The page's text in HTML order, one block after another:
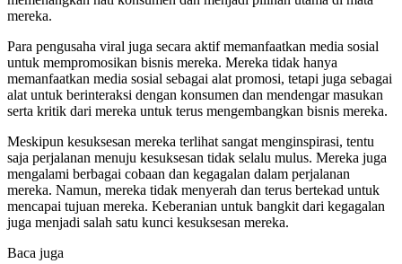
mereka.
Para pengusaha viral juga secara aktif memanfaatkan media sosial
untuk mempromosikan bisnis mereka. Mereka tidak hanya
memanfaatkan media sosial sebagai alat promosi, tetapi juga sebagai
alat untuk berinteraksi dengan konsumen dan mendengar masukan
serta kritik dari mereka untuk terus mengembangkan bisnis mereka.
Meskipun kesuksesan mereka terlihat sangat menginspirasi, tentu
saja perjalanan menuju kesuksesan tidak selalu mulus. Mereka juga
mengalami berbagai cobaan dan kegagalan dalam perjalanan
mereka. Namun, mereka tidak menyerah dan terus bertekad untuk
mencapai tujuan mereka. Keberanian untuk bangkit dari kegagalan
juga menjadi salah satu kunci kesuksesan mereka.
Baca juga